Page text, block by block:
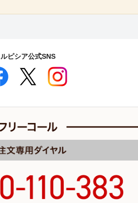
ルピシア公式SNS